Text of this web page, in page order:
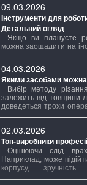
готовими до роботи.
09.03.2026
Інструменти для
Детальний огляд
Якщо ви плануєте
можна заощадити на
трудомісткий шлях.
обсяг робіт має
вирівнювання стін і
набору, тоді як
багаторівневих стель
майже повний комплект.
04.03.2026
Якими засобами можна
Вибір методу
залежить від товщини
доведеться трохи
регулярному
придбати більш
важливо
невеликий
розкроювати
02.03.2026
Топ-виробники
Оцінюючи слід
Наприклад, може
корпусу,